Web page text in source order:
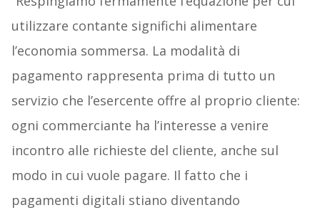
utilizzare contante significhi alimentare
l’economia sommersa. La modalità di
pagamento rappresenta prima di tutto un
servizio che l’esercente offre al proprio cliente:
ogni commerciante ha l’interesse a venire
incontro alle richieste del cliente, anche sul
modo in cui vuole pagare. Il fatto che i
pagamenti digitali stiano diventando